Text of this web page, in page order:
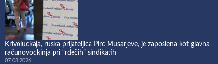
Krivoluckaja, ruska prijateljica Pirc Musarjeve, je zaposlena kot glavna
računovodkinja pri “rdečih” sindikatih
07.08.2026